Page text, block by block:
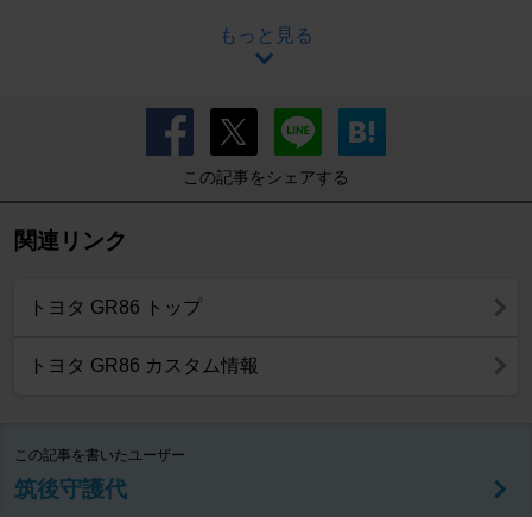
もっと見る
この記事をシェアする
関連リンク
トヨタ GR86 トップ
トヨタ GR86 カスタム情報
この記事を書いたユーザー
筑後守護代